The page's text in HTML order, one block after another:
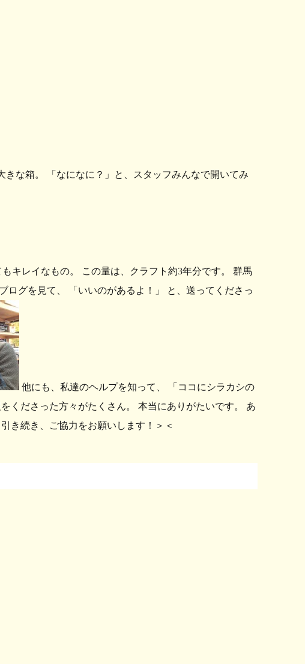
きな箱。 「なになに？」と、スタッフみんなで開いてみ
キレイなもの。 この量は、クラフト約3年分です。 群馬
ログを見て、 「いいのがあるよ！」 と、送ってくださっ
他にも、私達のヘルプを知って、 「ココにシラカシの
くださった方々がたくさん。 本当にありがたいです。 あ
き続き、ご協力をお願いします！＞＜